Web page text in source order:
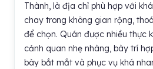
Thành, là địa chỉ phù hợp với
chay trong không gian rộng,
để chọn. Quán được nhiều thực
cảnh quan nhẹ nhàng, bày trí
bày bắt mắt và phục vụ khá